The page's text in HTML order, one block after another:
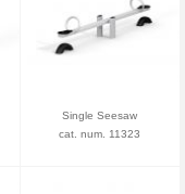
Single Seesaw
cat. num. 11323